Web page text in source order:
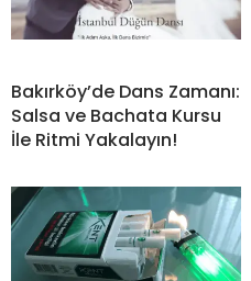
Bakırköy’de Dans Zamanı:
Salsa ve Bachata Kursu
İle Ritmi Yakalayın!